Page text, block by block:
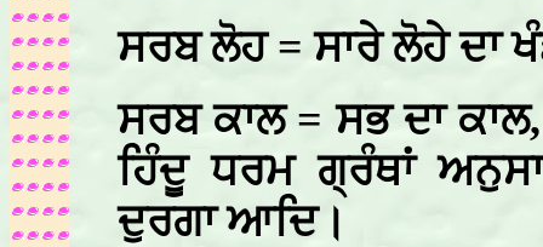
ਸਰਬ ਲੋਹ = ਸਾਰੇ ਲੋਹੇ ਦਾ
ਸਰਬ ਕਾਲ = ਸਭ ਦਾ
ਹਿੰਦੂ ਧਰਮ ਗ੍ਰੰਥਾਂ
ਦੁਰਗਾ ਆਦਿ।